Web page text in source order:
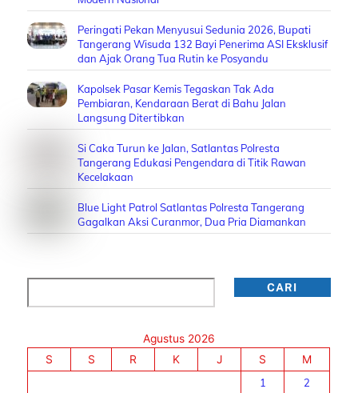
Peringati Pekan Menyusui Sedunia 2026, Bupati
Tangerang Wisuda 132 Bayi Penerima ASI Eksklusif
dan Ajak Orang Tua Rutin ke Posyandu
Kapolsek Pasar Kemis Tegaskan Tak Ada
Pembiaran, Kendaraan Berat di Bahu Jalan
Langsung Ditertibkan
Si Caka Turun ke Jalan, Satlantas Polresta
Tangerang Edukasi Pengendara di Titik Rawan
Kecelakaan
Blue Light Patrol Satlantas Polresta Tangerang
Gagalkan Aksi Curanmor, Dua Pria Diamankan
CARI
Agustus 2026
S
S R K J S
M
1
2